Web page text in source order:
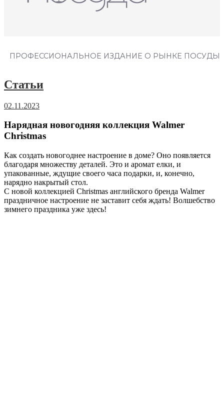
ПРОФЕССИОНАЛЬНОЕ ИЗДАНИЕ О РЫНКЕ ПОСУДЫ
Статьи
02.11.2023
Нарядная новогодняя коллекция Walmer
Christmas
Как создать новогоднее настроение в доме? Оно появляется
благодаря множеству деталей. Это и аромат елки, и
упакованные, ждущие своего часа подарки, и, конечно,
нарядно накрытый стол.
С новой коллекцией Christmas английского бренда Walmer
праздничное настроение не заставит себя ждать! Волшебство
зимнего праздника уже здесь!